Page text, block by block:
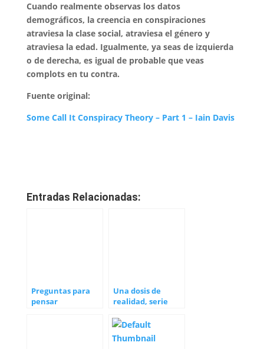
Cuando realmente observas los datos
demográficos, la creencia en conspiraciones
atraviesa la clase social, atraviesa el género y
atraviesa la edad. Igualmente, ya seas de izquierda
o de derecha, es igual de probable que veas
complots en tu contra.
Fuente original:
Some Call It Conspiracy Theory – Part 1 – Iain Davis
Entradas Relacionadas:
Preguntas para
pensar
Una dosis de
realidad, serie
Alicia Ninou y su
hija